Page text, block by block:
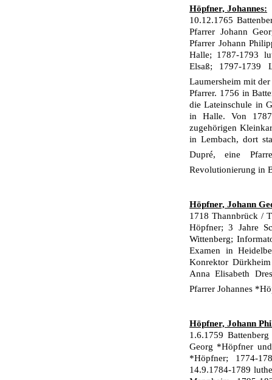
Höpfner, Johannes:
10.12.1765
Pfarrer Johann
Pfarrer Johann
Halle; 1787-1793
Elsaß; 1797-1739
Laumersheim mit
Pfarrer. 1756 in
die Lateinschule in
in Hal­le. Von
zugehörigen
in Lembach, dort
Dupré, eine
Revolutionierung in
Höpfner, Johann
1718 Thannbrück /
Höpfner; 3 Jahre
Wittenberg;
Examen in
Konrektor
Anna Elisabeth
Pfarrer Johannes
Höpfner, Johann
1.6.1759
Georg *Höpfner
*Höpfner; 1774-
14.9.1784-1789